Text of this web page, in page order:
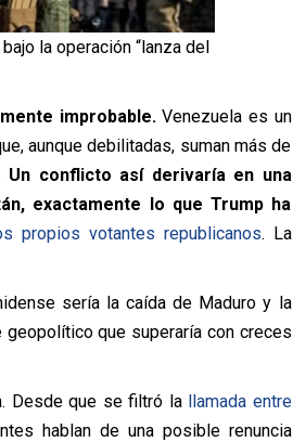
la operación “lanza del
improbable. Venezuela es un
aunque debilitadas, suman más de
Un conflicto así derivaría en una
exactamente lo que Trump ha
propios votantes republicanos. La
sería la caída de Maduro y la
geopolítico que superaría con creces
Desde que se filtró la llamada entre
hablan de una posible renuncia